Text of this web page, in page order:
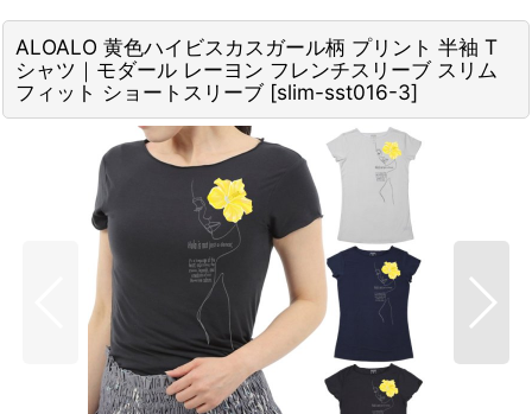
ALOALO 黄色ハイビスカスガール柄 プリント 半袖 T
シャツ｜モダール レーヨン フレンチスリーブ スリム
フィット ショートスリーブ [slim-sst016-3]